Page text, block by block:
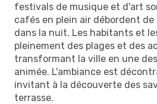
festivals de musique et d'art
cafés en plein air débordent
dans la nuit. Les habitants et
pleinement des plages et des
transformant la ville en une
animée. L'ambiance est
invitant à la découverte des
terrasse.